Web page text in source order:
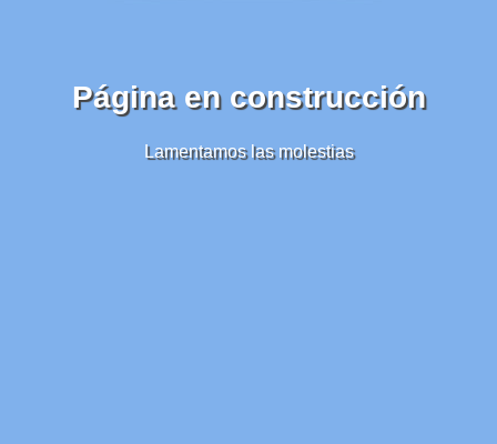
Página en construcción
Lamentamos las molestias